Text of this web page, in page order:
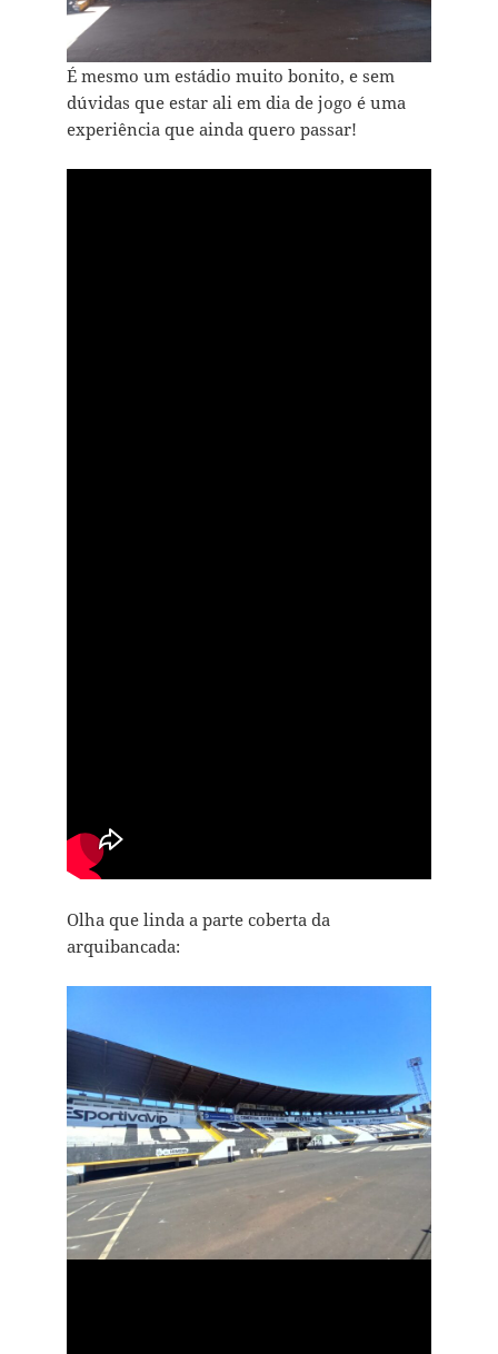
É mesmo um estádio muito bonito, e sem
dúvidas que estar ali em dia de jogo é uma
experiência que ainda quero passar!
Olha que linda a parte coberta da
arquibancada: